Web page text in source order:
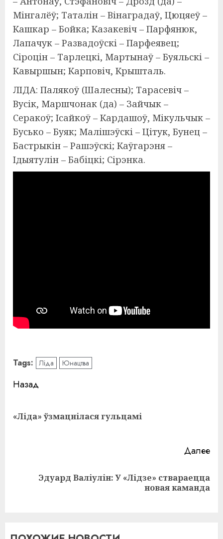
Мінгалёў; Таталін – Вінаградаў, Цюцяеў –
Кашкар – Бойка; Казакевіч – Парфянюк,
Лапачук – Развадоўскі – Парфеявец;
Сіроцін – Тарлецкі, Мартынаў – Буяльскі –
Кавыршын; Карповіч, Крышталь.
ЛІДА: Палякоў (Шалесны); Тарасевіч –
Вусік, Маршчонак (да) – Зайчык –
Серакоў; Ісайкоў – Кардашоў, Мікульчык –
Бусько – Буяк; Малішэўскі – Цітук, Бунец –
Бастрыкін – Рашэўскі; Каўгарэня –
Ідыятулін – Бабіцкі; Сірэнка.
Tags: Ліда Юнацтва
Навигация
Назад
«Ліда» ўзмацнілася гульцамі
Далее
Следующая
Эдуард Валіулін: У «Лідзе» ствараецца
новая каманда